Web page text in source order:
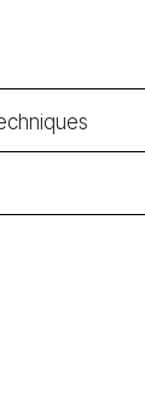
Techniques